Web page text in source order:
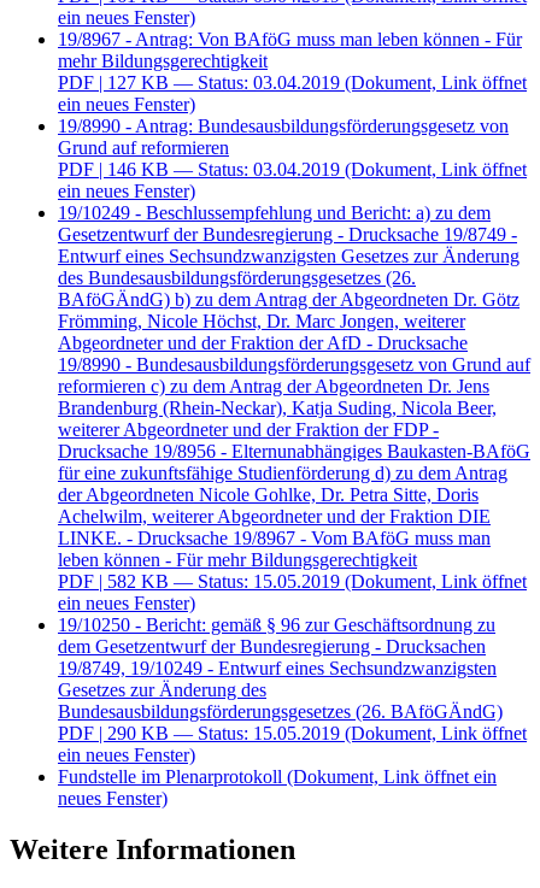
ein neues Fenster)
19/8967 - Antrag: Von BAföG muss man leben können - Für
mehr Bildungsgerechtigkeit
PDF | 127 KB — Status: 03.04.2019 (Dokument, Link öffnet
ein neues Fenster)
19/8990 - Antrag: Bundesausbildungsförderungsgesetz von
Grund auf reformieren
PDF | 146 KB — Status: 03.04.2019 (Dokument, Link öffnet
ein neues Fenster)
19/10249 - Beschlussempfehlung und Bericht: a) zu dem
Gesetzentwurf der Bundesregierung - Drucksache 19/8749 -
Entwurf eines Sechsundzwanzigsten Gesetzes zur Änderung
des Bundesausbildungsförderungsgesetzes (26.
BAföGÄndG) b) zu dem Antrag der Abgeordneten Dr. Götz
Frömming, Nicole Höchst, Dr. Marc Jongen, weiterer
Abgeordneter und der Fraktion der AfD - Drucksache
19/8990 - Bundesausbildungsförderungsgesetz von Grund auf
reformieren c) zu dem Antrag der Abgeordneten Dr. Jens
Brandenburg (Rhein-Neckar), Katja Suding, Nicola Beer,
weiterer Abgeordneter und der Fraktion der FDP -
Drucksache 19/8956 - Elternunabhängiges Baukasten-BAföG
für eine zukunftsfähige Studienförderung d) zu dem Antrag
der Abgeordneten Nicole Gohlke, Dr. Petra Sitte, Doris
Achelwilm, weiterer Abgeordneter und der Fraktion DIE
LINKE. - Drucksache 19/8967 - Vom BAföG muss man
leben können - Für mehr Bildungsgerechtigkeit
PDF | 582 KB — Status: 15.05.2019 (Dokument, Link öffnet
ein neues Fenster)
19/10250 - Bericht: gemäß § 96 zur Geschäftsordnung zu
dem Gesetzentwurf der Bundesregierung - Drucksachen
19/8749, 19/10249 - Entwurf eines Sechsundzwanzigsten
Gesetzes zur Änderung des
Bundesausbildungsförderungsgesetzes (26. BAföGÄndG)
PDF | 290 KB — Status: 15.05.2019 (Dokument, Link öffnet
ein neues Fenster)
Fundstelle im Plenarprotokoll (Dokument, Link öffnet ein
neues Fenster)
Weitere Informationen